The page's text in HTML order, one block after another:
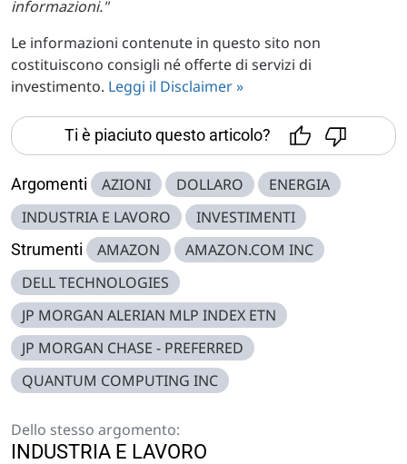
informazioni."
Le informazioni contenute in questo sito non
costituiscono consigli né offerte di servizi di
investimento. Leggi il Disclaimer »
Ti è piaciuto questo articolo?
Argomenti AZIONI DOLLARO
ENERGIA
INDUSTRIA E LAVORO
INVESTIMENTI
Strumenti AMAZON
AMAZON.COM INC
DELL TECHNOLOGIES
JP MORGAN ALERIAN MLP INDEX ETN
JP MORGAN CHASE - PREFERRED
QUANTUM COMPUTING INC
Dello stesso argomento:
INDUSTRIA E LAVORO